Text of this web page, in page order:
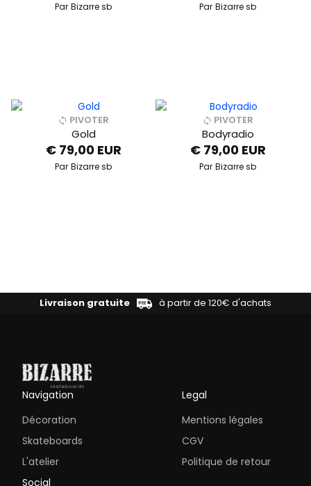
Par Bizarre sb Par Bizarre sb
PIVOTER
Gold
€ 79,00 EUR
Par Bizarre sb
PIVOTER
Bodyradio
€ 79,00 EUR
Par Bizarre sb
Livraison gratuite à partir de 120€ d'achats
Navigation
Décoration
Skateboards
L'atelier
Legal
Mentions légales
CGV
Politique de retour
Social